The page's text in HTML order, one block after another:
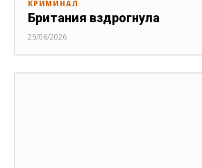
КРИМИНАЛ
Британия вздрогнула
25/06/2026